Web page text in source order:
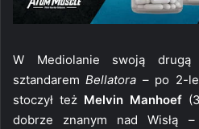
W Mediolanie swoją
sztandaremBellatora – po 2-
stoczył też Melvin Manhoef
dobrze znanym nad Wisłą